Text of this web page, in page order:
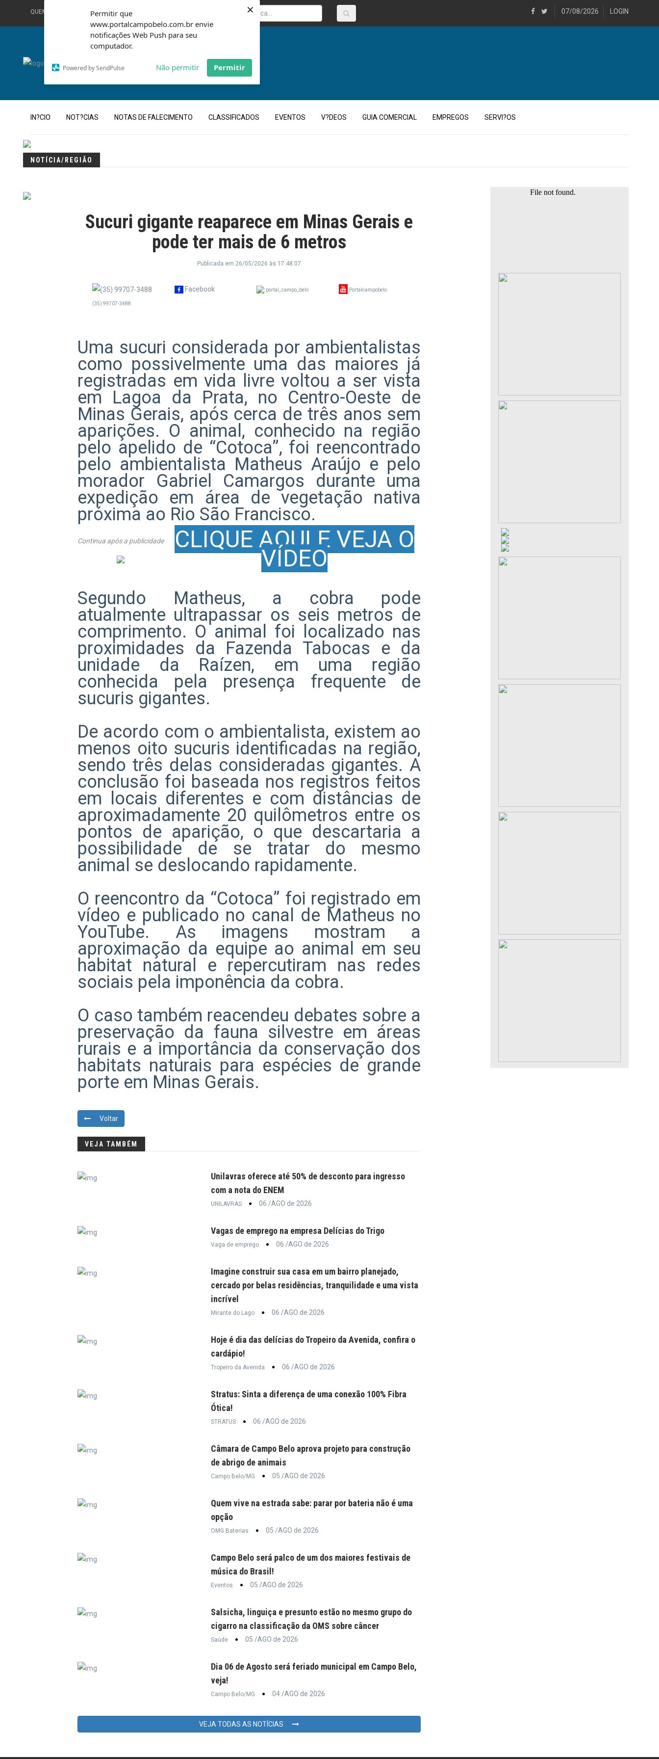
Permitir que
www.portalcampobelo.com.br envie
notificações Web Push para seu
computador.
Powered by SendPulse Não permitir Permitir
×
QUEM SOMOS TERMOS DE USO 07/08/2026 LOGIN
IN?CIO NOT?CIAS NOTAS DE FALECIMENTO CLASSIFICADOS EVENTOS V?DEOS GUIA COMERCIAL EMPREGOS SERVI?OS
NOTÍCIA/REGIÃO
Sucuri gigante reaparece em Minas Gerais e
pode ter mais de 6 metros
Publicada em 26/05/2026 às 17:48:07
(35) 99707-3488
Facebook portal_campo_belo Portalcampobelo
Uma sucuri considerada por ambientalistas
como possivelmente uma das maiores já
registradas em vida livre voltou a ser vista
em Lagoa da Prata, no Centro-Oeste de
Minas Gerais, após cerca de três anos sem
aparições. O animal, conhecido na região
pelo apelido de “Cotoca”, foi reencontrado
pelo ambientalista Matheus Araújo e pelo
morador Gabriel Camargos durante uma
expedição em área de vegetação nativa
próxima ao Rio São Francisco.
Continua após a publicidade CLIQUE AQUI E VEJA O
VÍDEO
Segundo Matheus, a cobra pode
atualmente ultrapassar os seis metros de
comprimento. O animal foi localizado nas
proximidades da Fazenda Tabocas e da
unidade da Raízen, em uma região
conhecida pela presença frequente de
sucuris gigantes.
De acordo com o ambientalista, existem ao
menos oito sucuris identificadas na região,
sendo três delas consideradas gigantes. A
conclusão foi baseada nos registros feitos
em locais diferentes e com distâncias de
aproximadamente 20 quilômetros entre os
pontos de aparição, o que descartaria a
possibilidade de se tratar do mesmo
animal se deslocando rapidamente.
O reencontro da “Cotoca” foi registrado em
vídeo e publicado no canal de Matheus no
YouTube. As imagens mostram a
aproximação da equipe ao animal em seu
habitat natural e repercutiram nas redes
sociais pela imponência da cobra.
O caso também reacendeu debates sobre a
preservação da fauna silvestre em áreas
rurais e a importância da conservação dos
habitats naturais para espécies de grande
porte em Minas Gerais.
Voltar
VEJA TAMBÉM
Unilavras oferece até 50% de desconto para ingresso
com a nota do ENEM
UNILAVRAS 06 /AGO de 2026
Vagas de emprego na empresa Delícias do Trigo
Vaga de emprego 06 /AGO de 2026
Imagine construir sua casa em um bairro planejado,
cercado por belas residências, tranquilidade e uma vista
incrível
Mirante do Lago 06 /AGO de 2026
Hoje é dia das delícias do Tropeiro da Avenida, confira o
cardápio!
Tropeiro da Avenida 06 /AGO de 2026
Stratus: Sinta a diferença de uma conexão 100% Fibra
Ótica!
STRATUS 06 /AGO de 2026
Câmara de Campo Belo aprova projeto para construção
de abrigo de animais
Campo Belo/MG 05 /AGO de 2026
Quem vive na estrada sabe: parar por bateria não é uma
opção
OMG Baterias 05 /AGO de 2026
Campo Belo será palco de um dos maiores festivais de
música do Brasil!
Eventos 05 /AGO de 2026
Salsicha, linguiça e presunto estão no mesmo grupo do
cigarro na classificação da OMS sobre câncer
Saúde 05 /AGO de 2026
Dia 06 de Agosto será feriado municipal em Campo Belo,
veja!
Campo Belo/MG 04 /AGO de 2026
VEJA TODAS AS NOTÍCIAS